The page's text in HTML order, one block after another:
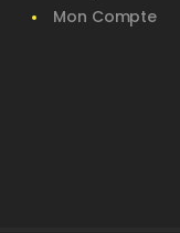
Mon Compte